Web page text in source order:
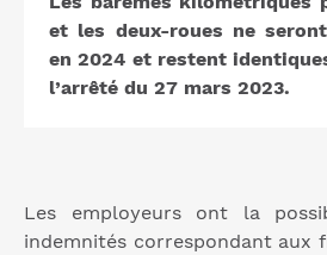
et les deux-roues ne
en 2024 et restent
l’arrêté du 27 mars 2023.
Les employeurs ont la
indemnités correspondant aux